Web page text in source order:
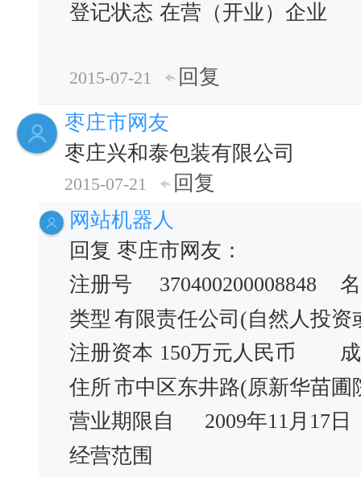
登记状态 在营（开业）企业
2015-07-21
回复
枣庄市网友
枣庄兴和泰包装有限公司
2015-07-21
回复
网站机器人
回复 枣庄市网友：
注册号
370400200008848
类型 有限责任公司(自然人投资
注册资本 150万元人民币
住所市中区东井路(原新华苗圃
营业期限自
2009年11月17日
经营范围